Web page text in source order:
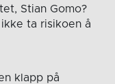
Stian Gomo?
ta risikoen å
klapp på